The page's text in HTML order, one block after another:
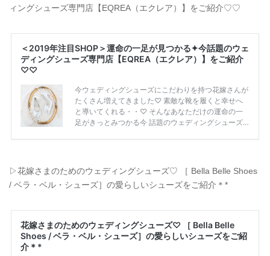
ィングシューズ専門店【EQREA（エクレア）】をご紹介♡♡
▷花嫁さまのためのウェディングシューズ♡ ［ Bella Belle Shoes
/ ベラ・ベル・シューズ］の愛らしいシューズをご紹介＊*